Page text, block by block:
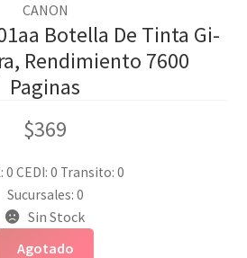
CANON
Botella De Tinta Gi-
Rendimiento 7600
Paginas
$369
0 CEDI: 0 Transito: 0
Sucursales: 0
Sin Stock
Agotado